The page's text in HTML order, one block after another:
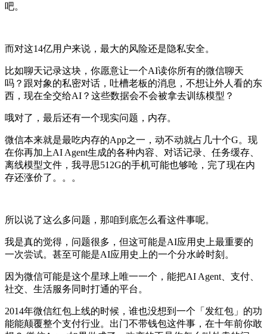
吧。
而对这14亿用户来说，最大的风险还是隐私安全。
比如聊天记录这块，你愿意让一个AI读你所有的微信聊天
吗？跟对象的私密对话，吐槽老板的消息，不想让外人看的东
西，现在全交给AI？这些数据会不会被拿去训练模型？
哦对了，最后还有一个现实问题，内存。
微信本来就是最吃内存的App之一，动不动就占几十个G。现
在你再加上AI Agent生成的各种内容、对话记录、任务缓存、
离线模型文件，我寻思512G的手机可能也够呛，完了现在内
存还涨价了。。。
所以说了这么多问题，那咱到底怎么看这件事呢。
我是真的觉得，问题很多，但这可能是AI应用史上最重要的
一次尝试。甚至可能是AI应用史上的一个分水岭时刻。
因为微信可能是这个星球上唯一一个，能把AI Agent、支付、
社交、生活服务同时打通的平台。
2014年微信红包上线的时候，谁也没想到一个「发红包」的功
能能颠覆整个支付行业。出门不带钱包这件事，在十年前你敢